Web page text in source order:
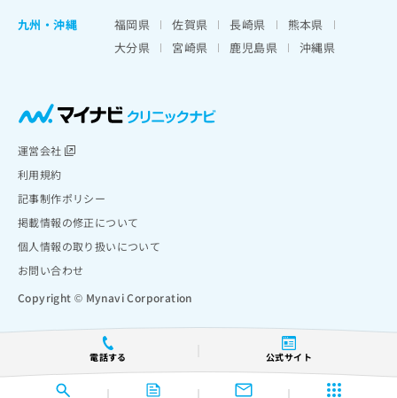
電話する 公式サイト
九州・沖縄
福岡県 佐賀県 長崎県
熊本県
大分県
宮崎県 鹿児島県 沖縄県
運営会社
利用規約
記事制作ポリシー
掲載情報の修正について
個人情報の取り扱いについて
お問い合わせ
Copyright © Mynavi Corporation